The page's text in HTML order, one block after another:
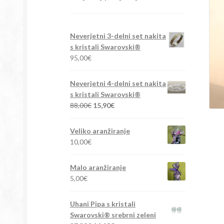
Neverjetni 3-delni set nakita
s kristali Swarovski®
95,00€
Neverjetni 4-delni set nakita
s kristali Swarovski®
88,00€ Izvirna
15,90€Trenutna
Veliko aranžiranje
10,00€
Malo aranžiranje
5,00€
Uhani Pipa s kristali
Swarovski® srebrni zeleni